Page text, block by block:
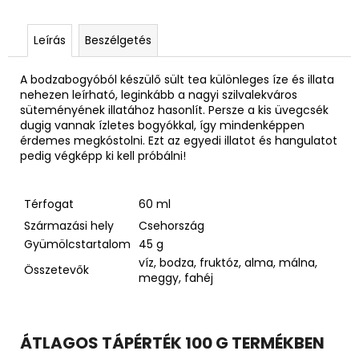
Leírás Beszélgetés
A bodzabogyóból készülő sült tea különleges íze és illata
nehezen leírható, leginkább a nagyi szilvalekváros
süteményének illatához hasonlít. Persze a kis üvegcsék
dugig vannak ízletes bogyókkal, így mindenképpen
érdemes megkóstolni. Ezt az egyedi illatot és hangulatot
pedig végképp ki kell próbálni!
Térfogat
60 ml
Származási hely
Csehország
Gyümölcstartalom 45 g
Összetevők
víz, bodza, fruktóz, alma, málna,
meggy, fahéj
ÁTLAGOS TÁPÉRTÉK 100 G TERMÉKBEN